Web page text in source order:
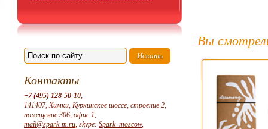
Контакты
+7 (495) 128-50-10,
141407, Химки, Куркинское шоссе, строение 2,
помещение 306, офис 1,
mail@spark-m.ru, skype: Spark_moscow,
Вы